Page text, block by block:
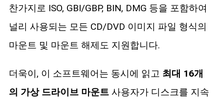
찬가지로 ISO, GBI/GBP, BIN, DMG 등을 포함하여
널리 사용되는 모든 CD/DVD 이미지 파일 형식의
마운트 및 마운트 해제도 지원합니다.
더욱이, 이 소프트웨어는 동시에 읽고 최대 16개
의 가상 드라이브 마운트사용자가 디스크를 지속